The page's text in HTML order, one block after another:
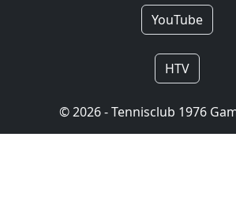
YouTube
HTV
© 2026 - Tennisclub 1976